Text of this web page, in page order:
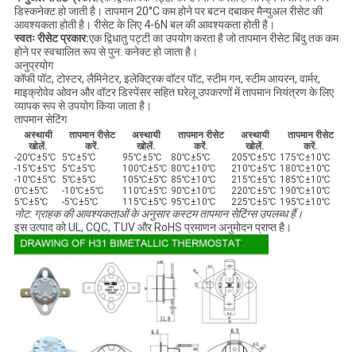
डिस्कनेक्ट हो जाती है। तापमान 20°C कम होने पर बटन दबाकर मैन्युअल रीसेट की
आवश्यकता होती है। रीसेट के लिए 4-6N बल की आवश्यकता होती है।
स्वतः रीसेट प्रकार:एक द्विधातु पट्टी का उपयोग करता है जो तापमान रीसेट बिंदु तक कम
होने पर स्वचालित रूप से पुन: कनेक्ट हो जाता है।
अनुप्रयोग
कॉफी पॉट, टोस्टर, लैमिनेटर, इलेक्ट्रिक वॉटर पॉट, स्टीम गन, स्टीम आयरन, वार्मर,
माइक्रोवेव ओवन और वॉटर डिस्पेंसर सहित घरेलू उपकरणों में तापमान नियंत्रण के लिए
व्यापक रूप से उपयोग किया जाता है।
तापमान सेटिंग
अस्थायी
खोलें.
तापमान रीसेट
करें.
अस्थायी
खोलें.
तापमान रीसेट
करें.
अस्थायी
खोलें.
तापमान रीसेट
करें.
-20℃±5℃ 5℃±5℃ 95℃±5℃ 80℃±5℃ 205℃±5℃ 175℃±10℃
-15℃±5℃ 5℃±5℃ 100℃±5℃ 80℃±10℃ 210℃±5℃ 180℃±10℃
-10℃±5℃ 5℃±5℃ 105℃±5℃ 85℃±10℃ 215℃±5℃ 185℃±10℃
0℃±5℃
-10℃±5℃ 110℃±5℃ 90℃±10℃ 220℃±5℃ 190℃±10℃
5℃±5℃
-5℃±5℃ 115℃±5℃ 95℃±10℃ 225℃±5℃ 195℃±10℃
नोट: ग्राहक की आवश्यकताओं के अनुसार कस्टम तापमान सेटिंग्स उपलब्ध हैं।
इस उत्पाद को UL, CQC, TUV और RoHS प्रमाणन अनुमोदन प्राप्त है।